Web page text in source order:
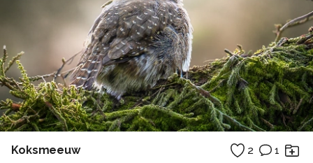
Koksmeeuw 2 1